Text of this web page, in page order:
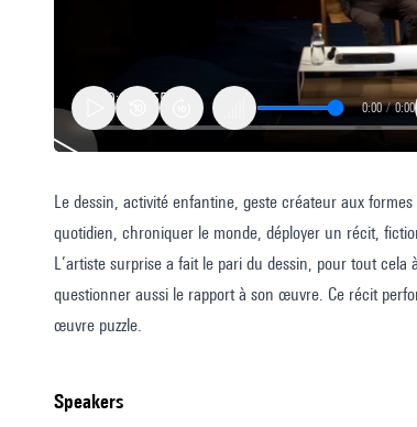
Le
pari
du
dessin
de
0:00 / 0:00
Le dessin, activité enfantine, geste créateur aux
quotidien, chroniquer le monde, déployer un récit,
L’artiste surprise a fait le pari du dessin, pour tout
questionner aussi le rapport à son œuvre. Ce récit
œuvre puzzle.
speakers